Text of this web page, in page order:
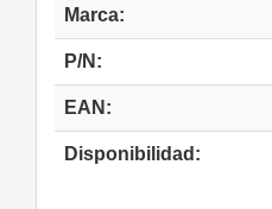
Marca:
P/N:
EAN:
Disponibilidad: